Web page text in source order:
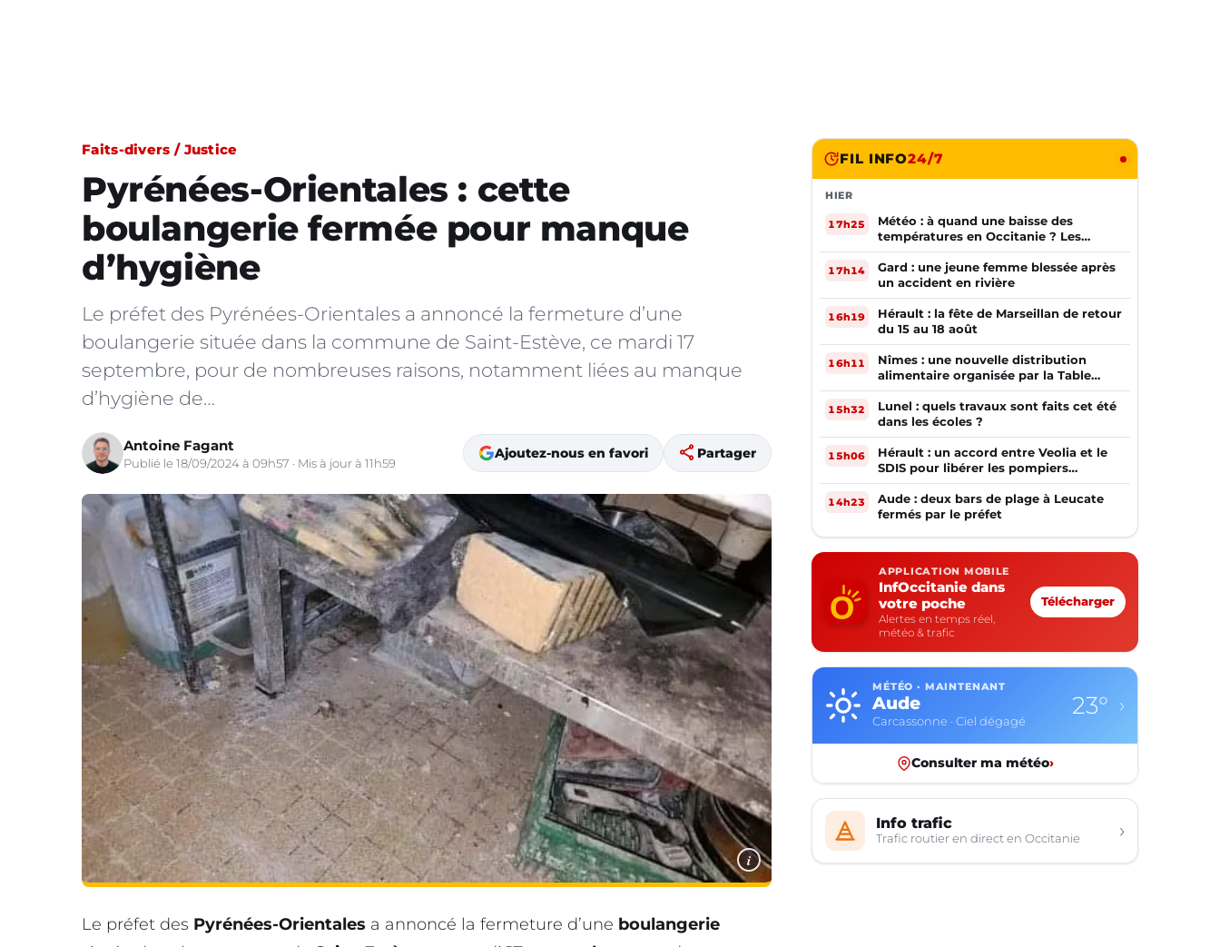
Faits-divers / Justice
Pyrénées-Orientales : cette
boulangerie fermée pour manque
d’hygiène
Le préfet des Pyrénées-Orientales a annoncé la fermeture d’une
boulangerie située dans la commune de Saint-Estève, ce mardi 17
septembre, pour de nombreuses raisons, notamment liées au manque
d’hygiène de…
Antoine Fagant
Publié le 18/09/2024 à 09h57 · Mis à jour à 11h59
Ajoutez-nous en favori share Partager
i
Le préfet des Pyrénées-Orientales a annoncé la fermeture d’une boulangerie
FIL INFO24/7
HIER
17h25
Météo : à quand une baisse des
températures en Occitanie ? Les
prévisions
17h14
Gard : une jeune femme blessée après
un accident en rivière
16h19
Hérault : la fête de Marseillan de retour
du 15 au 18 août
16h11
Nîmes : une nouvelle distribution
alimentaire organisée par la Table
Ouverte
15h32
Lunel : quels travaux sont faits cet été
dans les écoles ?
15h06
Hérault : un accord entre Veolia et le
SDIS pour libérer les pompiers
volontaires
14h23
Aude : deux bars de plage à Leucate
fermés par le préfet
APPLICATION MOBILE
InfOccitanie dans
votre poche
Alertes en temps réel,
météo & trafic
Télécharger
MÉTÉO · MAINTENANT
Aude
Carcassonne · Ciel dégagé
23° ›
Consulter ma météo›
Info trafic
Trafic routier en direct en Occitanie ›